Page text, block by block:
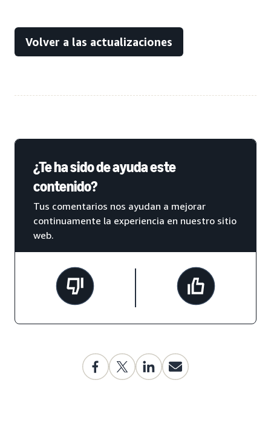
Volver a las actualizaciones
¿Te ha sido de ayuda este
contenido?
Tus comentarios nos ayudan a mejorar
continuamente la experiencia en nuestro sitio
web.